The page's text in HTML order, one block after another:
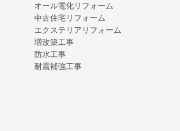
オール電化リフォーム
中古住宅リフォーム
エクステリアリフォーム
増改築工事
防水工事
耐震補強工事